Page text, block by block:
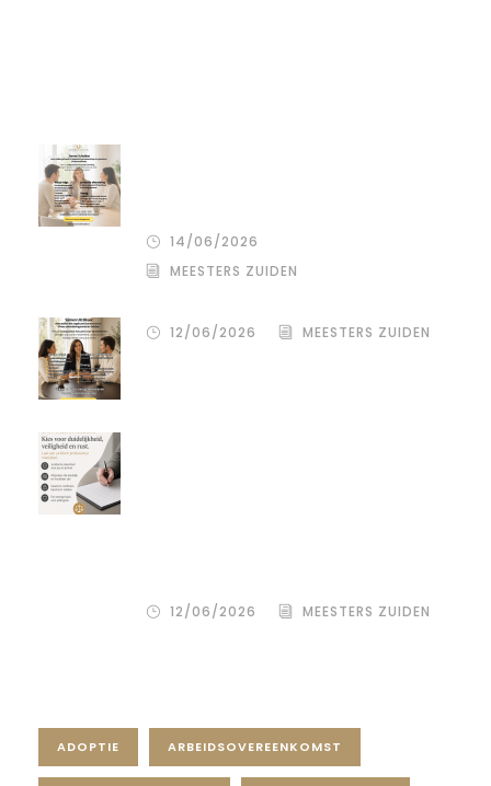
14/06/2026
MEESTERS ZUIDEN
12/06/2026 MEESTERS ZUIDEN
12/06/2026 MEESTERS ZUIDEN
ADOPTIE ARBEIDSOVEREENKOMST